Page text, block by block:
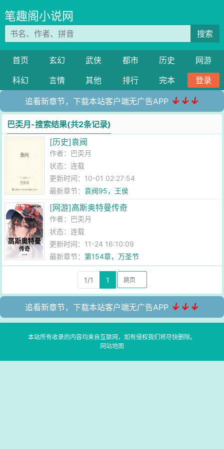
笔趣阁小说网
搜索
首页 玄幻 武侠 都市 历史
网游
科幻
言情 其他 排行 完本 登录
追看新章节，下载本站客户端无广告APP ↓↓↓
巴奀月-搜索结果(共2条记录)
[历史]袁阀
作者： 巴奀月
状态：连载
更新时间：10-01 02:27:54
最新章节： 袁阀95，王侯
[网游]高斯奥特曼传奇
作者： 巴奀月
状态：连载
更新时间：11-24 16:10:09
最新章节：第154章，万圣节
1/1 1
追看新章节，下载本站客户端无广告APP ↓↓↓
本站所有收录的内容均来自互联网，如有侵权我们将尽快删除。
网站地图